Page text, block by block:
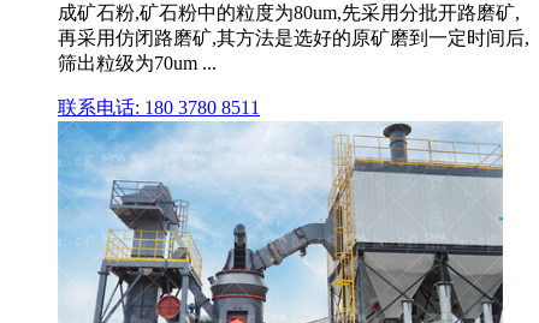
成矿石粉,矿石粉中的粒度为80um,先采用分批开路磨矿,
再采用仿闭路磨矿,其方法是选好的原矿磨到一定时间后,
筛出粒级为70um ...
联系电话: 180 3780 8511